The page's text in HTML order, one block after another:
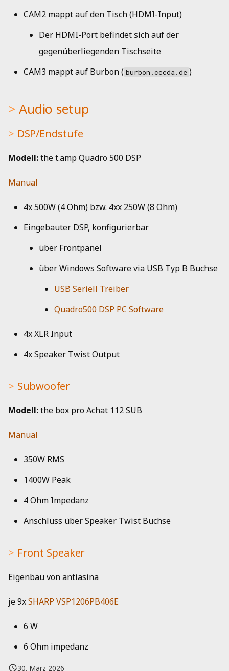
CAM2 mappt auf den Tisch (HDMI-Input)
Der HDMI-Port befindet sich auf der
gegenüberliegenden Tischseite
CAM3 mappt auf Burbon ( burbon.cccda.de )
Audio setup
DSP/Endstufe
Modell:the t.amp Quadro 500 DSP
Manual
4x 500W (4 Ohm) bzw. 4xx 250W (8 Ohm)
Eingebauter DSP, konfigurierbar
über Frontpanel
über Windows Software via USB Typ B Buchse
USB Seriell Treiber
Quadro500 DSP PC Software
4x XLR Input
4x Speaker Twist Output
Subwoofer
Modell:the box pro Achat 112 SUB
Manual
350W RMS
1400W Peak
4 Ohm Impedanz
Anschluss über Speaker Twist Buchse
Front Speaker
Eigenbau von antiasina
je 9xSHARP VSP1206PB406E
6 W
6 Ohm impedanz
30. März 2026